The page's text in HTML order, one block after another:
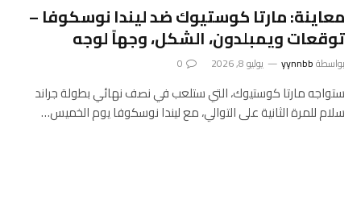
معاينة: مارتا كوستيوك ضد ليندا نوسكوفا –
توقعات ويمبلدون، الشكل، وجهاً لوجه
بواسطةyynnbb يوليو 8, 2026 0
ستواجه مارتا كوستيوك، التي ستلعب في نصف نهائي بطولة جراند
سلام للمرة الثانية على التوالي، مع ليندا نوسكوفا يوم الخميس…